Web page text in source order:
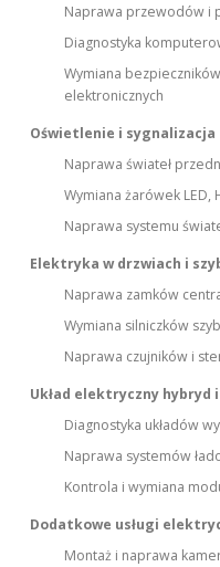
Naprawa przewodów i
Diagnostyka
Wymiana
elektronicznych
Oświetlenie i sygnalizacja
Naprawa świateł
Wymiana żarówek LED,
Naprawa systemu
Elektryka w drzwiach i
Naprawa zamków
Wymiana silniczków
Naprawa czujników i
Układ elektryczny hybryd i
Diagnostyka układów
Naprawa systemów
Kontrola i wymiana
Dodatkowe usługi
Montaż i naprawa